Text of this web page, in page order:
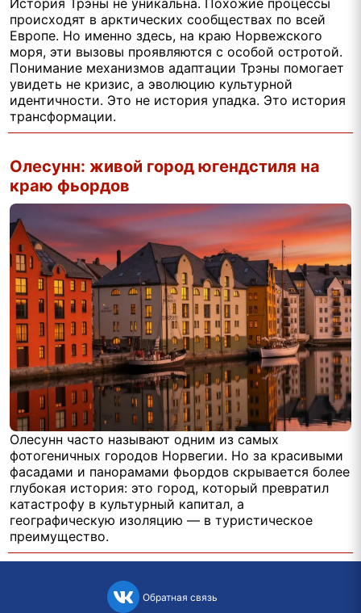
История Трэны не уникальна. Похожие процессы
происходят в арктических сообществах по всей
Европе. Но именно здесь, на краю Норвежского
моря, эти вызовы проявляются с особой остротой.
Понимание механизмов адаптации Трэны помогает
увидеть не кризис, а эволюцию культурной
идентичности. Это не история упадка. Это история
трансформации.
Олесунн: живой город югендстиля на
краю фьордов
Олесунн часто называют одним из самых
фотогеничных городов Норвегии. Но за красивыми
фасадами и панорамами фьордов скрывается более
глубокая история: это город, который превратил
катастрофу в культурный капитал, а
географическую изоляцию — в туристическое
преимущество.
Обратная связь